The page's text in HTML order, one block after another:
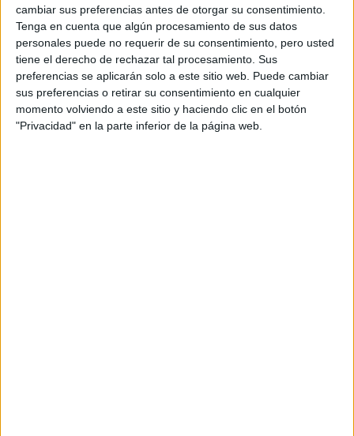
cambiar sus preferencias antes de otorgar su consentimiento.
Tenga en cuenta que algún procesamiento de sus datos
personales puede no requerir de su consentimiento, pero usted
tiene el derecho de rechazar tal procesamiento. Sus
preferencias se aplicarán solo a este sitio web. Puede cambiar
sus preferencias o retirar su consentimiento en cualquier
momento volviendo a este sitio y haciendo clic en el botón
"Privacidad" en la parte inferior de la página web.
Producto
Producto
Web pensada para poder ofrecer diferentes
productos propios y ajenos para que los
aficionados los puedan adquirir